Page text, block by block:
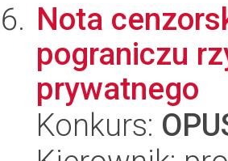
Nota
pograniczu
prywatnego
Konkurs: